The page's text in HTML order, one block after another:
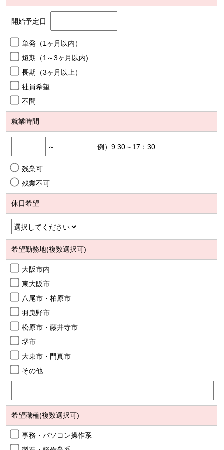
開始予定日
単発（1ヶ月以内）
短期（1～3ヶ月以内)
長期（3ヶ月以上）
社員希望
不問
就業時間
～ 例）9:30～17：30
残業可
残業不可
休日希望
希望勤務地(複数選択可)
大阪市内
東大阪市
八尾市・柏原市
羽曳野市
松原市・藤井寺市
堺市
大東市・門真市
その他
希望職種(複数選択可)
事務・パソコン操作系